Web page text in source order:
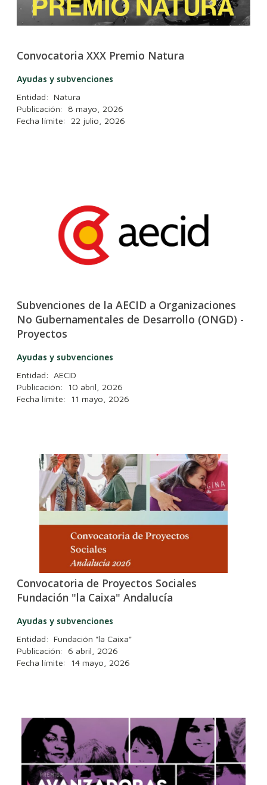
Convocatoria XXX Premio Natura
Ayudas y subvenciones
Entidad: Natura
Publicación: 8 mayo, 2026
Fecha límite: 22 julio, 2026
Subvenciones de la AECID a Organizaciones
No Gubernamentales de Desarrollo (ONGD) -
Proyectos
Ayudas y subvenciones
Entidad: AECID
Publicación: 10 abril, 2026
Fecha límite: 11 mayo, 2026
Convocatoria de Proyectos Sociales
Fundación "la Caixa" Andalucía
Ayudas y subvenciones
Entidad: Fundación "la Caixa"
Publicación: 6 abril, 2026
Fecha límite: 14 mayo, 2026